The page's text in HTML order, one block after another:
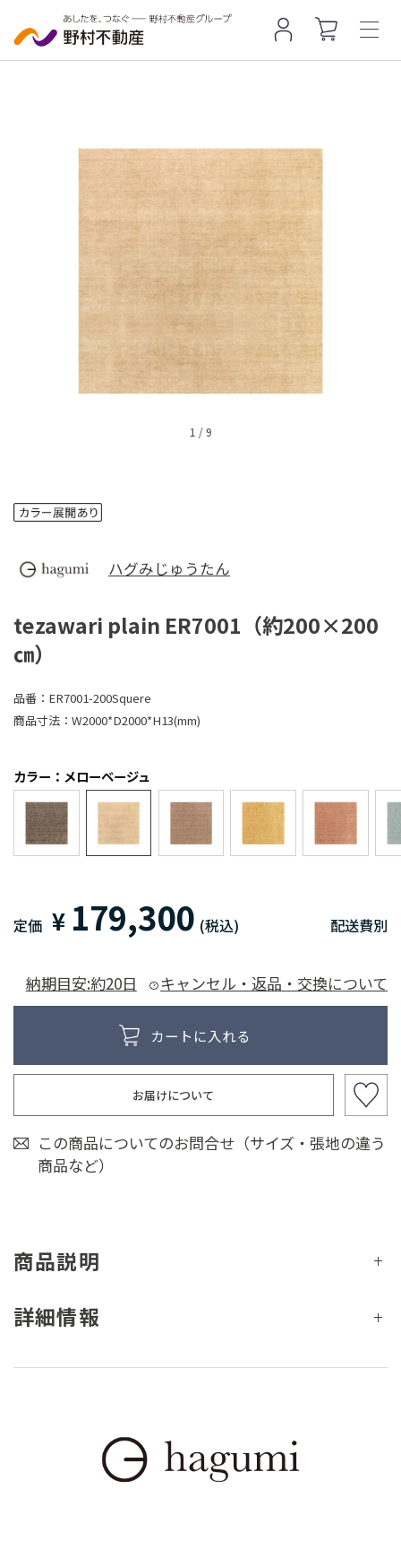
1 /9
ハグみじゅうたん
tezawari plain ER7001（約200×200
㎝）
品番： ER7001-200Squere
商品寸法： W2000*D2000*H13(mm)
カラー：メローベージュ
定価 ¥ 179,300 (税込) 配送費別
納期目安:約20日 キャンセル・返品・交換について
お届けについて
この商品についてのお問合せ（サイズ・張地の違う
商品など）
商品説明
詳細情報